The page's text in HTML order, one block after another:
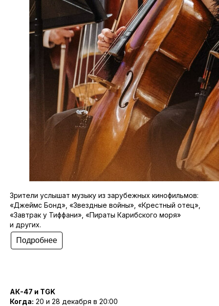
Зрители услышат музыку из зарубежных кинофильмов:
«Джеймс Бонд», «Звездные войны», «Крестный отец»,
«Завтрак у Тиффани», «Пираты Карибского моря»
и других.
Подробнее
АК-47 и TGK
Когда: 20 и 28 декабря в 20:00